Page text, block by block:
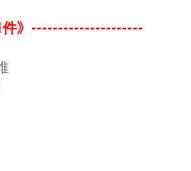
》---------------------